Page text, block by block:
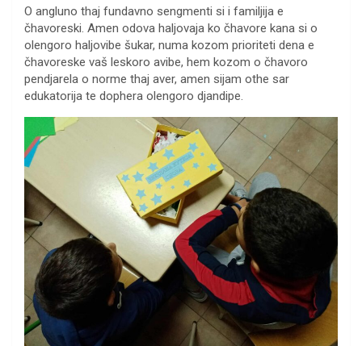
O angluno thaj fundavno sengmenti si i familjija e
čhavoreski. Amen odova haljovaja ko čhavore kana si o
olengoro haljovibe šukar, numa kozom prioriteti dena e
čhavoreske vaš leskoro avibe, hem kozom o čhavoro
pendjarela o norme thaj aver, amen sijam othe sar
edukatorija te dophera olengoro djandipe.